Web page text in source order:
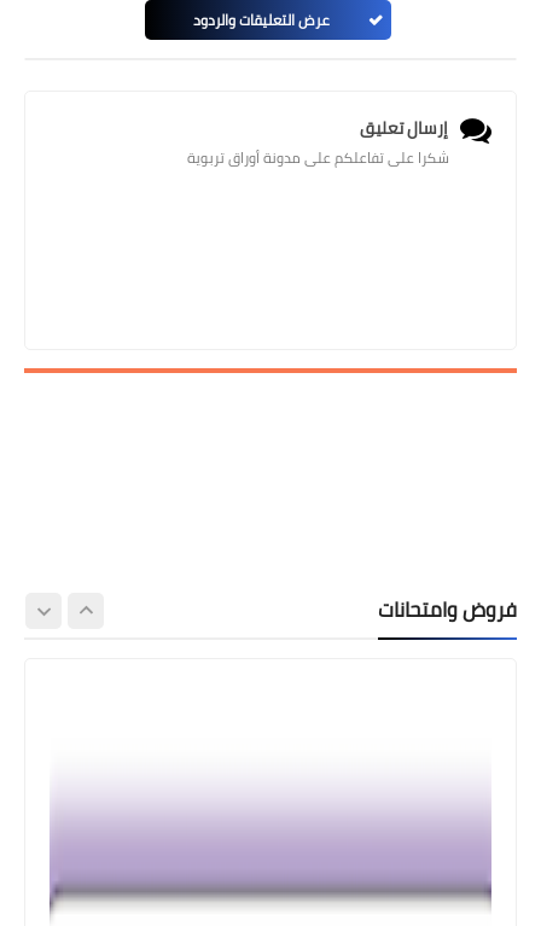
عرض التعليقات والردود
إرسال تعليق
شكرا على تفاعلكم على مدونة أوراق تربوية
فروض وامتحانات